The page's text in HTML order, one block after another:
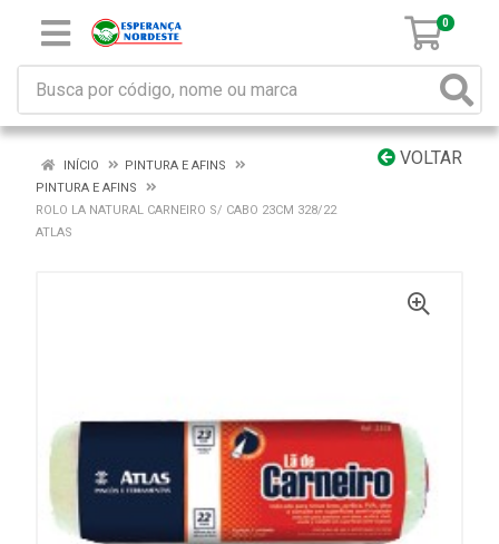
0
VOLTAR
INÍCIO
PINTURA E AFINS
PINTURA E AFINS
ROLO LA NATURAL CARNEIRO S/ CABO 23CM 328/22
ATLAS